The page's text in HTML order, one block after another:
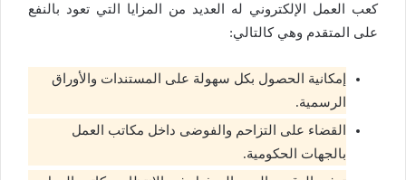
كعب العمل الإلكتروني له العديد من المزايا التي تعود بالنفع
على المتقدم وهي كالتالي:
إمكانية الحصول بكل سهولة على المستندات والأوراق
الرسمية.
القضاء على التزاحم والفوضى داخل مكاتب العمل
بالجهات الحكومية.